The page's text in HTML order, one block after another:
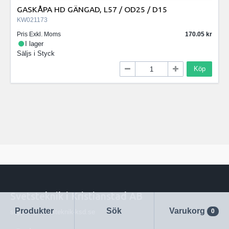
Produkter Sök Varukorg 0
GASKÅPA HD GÄNGAD, L57 / OD25 / D15
KW021173
Pris Exkl. Moms
170.05
I lager
Säljs i Styck
Köp
support@svetsteknik-ksd.se